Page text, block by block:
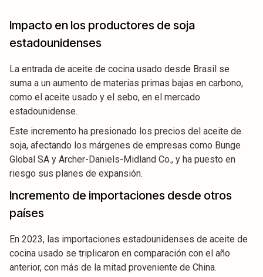
Impacto en los productores de soja
estadounidenses
La entrada de aceite de cocina usado desde Brasil se
suma a un aumento de materias primas bajas en carbono,
como el aceite usado y el sebo, en el mercado
estadounidense.
Este incremento ha presionado los precios del aceite de
soja, afectando los márgenes de empresas como Bunge
Global SA y Archer-Daniels-Midland Co., y ha puesto en
riesgo sus planes de expansión.
Incremento de importaciones desde otros
países
En 2023, las importaciones estadounidenses de aceite de
cocina usado se triplicaron en comparación con el año
anterior, con más de la mitad proveniente de China.